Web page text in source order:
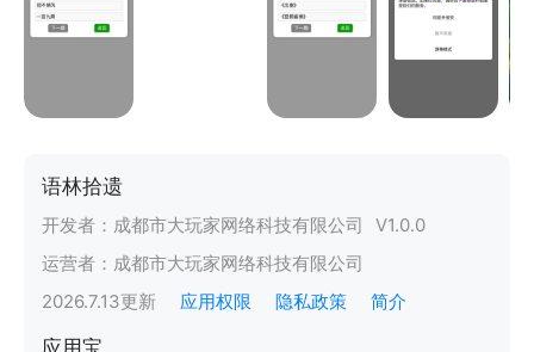
语林拾遗
开发者： 成都市大玩家网络科技有限公司 V1.0.0
运营者： 成都市大玩家网络科技有限公司
2026.7.13更新 应用权限 隐私政策 简介
应用宝